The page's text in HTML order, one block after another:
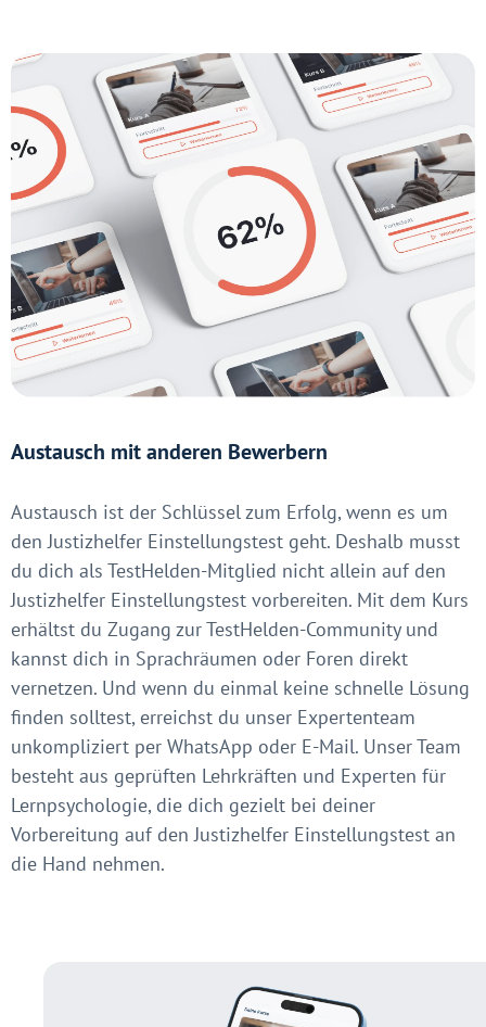
Austausch mit anderen Bewerbern
Austausch ist der Schlüssel zum Erfolg, wenn es um
den Justizhelfer Einstellungstest geht. Deshalb musst
du dich als TestHelden-Mitglied nicht allein auf den
Justizhelfer Einstellungstest vorbereiten. Mit dem Kurs
erhältst du Zugang zur TestHelden-Community und
kannst dich in Sprachräumen oder Foren direkt
vernetzen. Und wenn du einmal keine schnelle Lösung
finden solltest, erreichst du unser Expertenteam
unkompliziert per WhatsApp oder E-Mail. Unser Team
besteht aus geprüften Lehrkräften und Experten für
Lernpsychologie, die dich gezielt bei deiner
Vorbereitung auf den Justizhelfer Einstellungstest an
die Hand nehmen.